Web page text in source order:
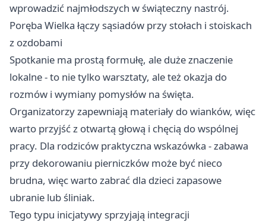
wprowadzić najmłodszych w świąteczny nastrój.
Poręba Wielka łączy sąsiadów przy stołach i stoiskach
z ozdobami
Spotkanie ma prostą formułę, ale duże znaczenie
lokalne - to nie tylko warsztaty, ale też okazja do
rozmów i wymiany pomysłów na święta.
Organizatorzy zapewniają materiały do wianków, więc
warto przyjść z otwartą głową i chęcią do wspólnej
pracy. Dla rodziców praktyczna wskazówka - zabawa
przy dekorowaniu pierniczków może być nieco
brudna, więc warto zabrać dla dzieci zapasowe
ubranie lub śliniak.
Tego typu inicjatywy sprzyjają integracji